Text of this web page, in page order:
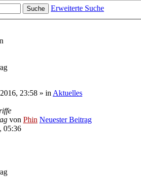
Suche
Erweiterte Suche
23:58 » in Aktuelles
von Phin Neuester Beitrag
05:36